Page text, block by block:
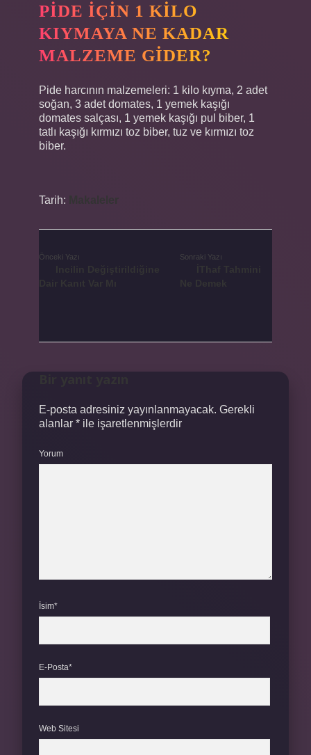
PIDE IÇIN 1 KILO
KIYMAYA NE KADAR
MALZEME GIDER?
Pide harcının malzemeleri: 1 kilo kıyma, 2 adet
soğan, 3 adet domates, 1 yemek kaşığı
domates salçası, 1 yemek kaşığı pul biber, 1
tatlı kaşığı kırmızı toz biber, tuz ve kırmızı toz
biber.
Tarih:
Önceki Yazı Sonraki Yazı
E-posta adresiniz yayınlanmayacak. Gerekli
alanlar * ile işaretlenmişlerdir
Yorum
İsim*
E-Posta*
Web Sitesi